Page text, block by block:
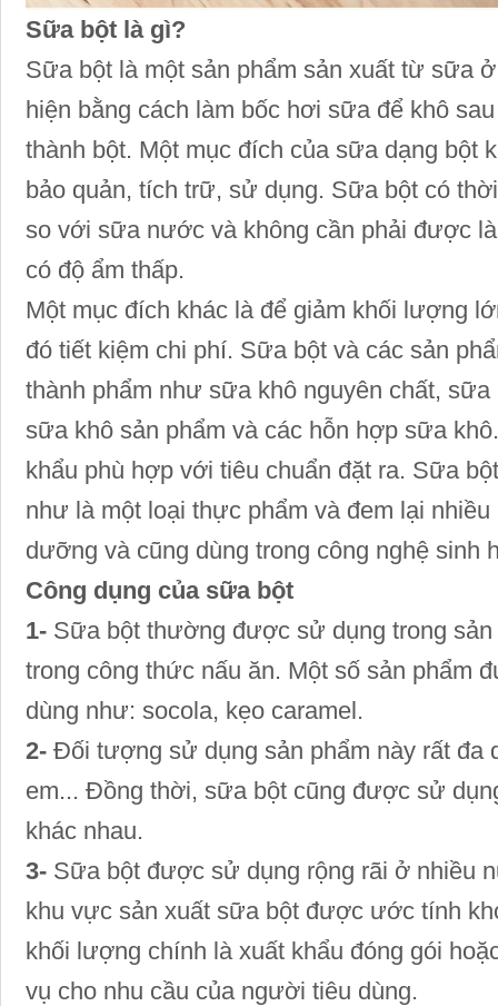
Sữa bột là gì?
Sữa bột là một sản phẩm sản xuất từ sữa
hiện bằng cách làm bốc hơi sữa để khô
thành bột. Một mục đích của sữa dạng bột
bảo quản, tích trữ, sử dụng. Sữa bột có
so với sữa nước và không cần phải được
có độ ẩm thấp.
Một mục đích khác là để giảm khối lượng
đó tiết kiệm chi phí. Sữa bột và các sản
thành phẩm như sữa khô nguyên chất, sữa
sữa khô sản phẩm và các hỗn hợp sữa
khẩu phù hợp với tiêu chuẩn đặt ra. Sữa
như là một loại thực phẩm và đem lại
dưỡng và cũng dùng trong công nghệ sinh
Công dụng của sữa bột
1- Sữa bột thường được sử dụng trong
trong công thức nấu ăn. Một số sản phẩm
dùng như: socola, kẹo caramel.
2- Đối tượng sử dụng sản phẩm này rất đa
em... Đồng thời, sữa bột cũng được sử
khác nhau.
3- Sữa bột được sử dụng rộng rãi ở nhiều
khu vực sản xuất sữa bột được ước tính
khối lượng chính là xuất khẩu đóng gói
vụ cho nhu cầu của người tiêu dùng.